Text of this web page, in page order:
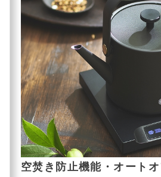
空焚き防止機能・オートオ